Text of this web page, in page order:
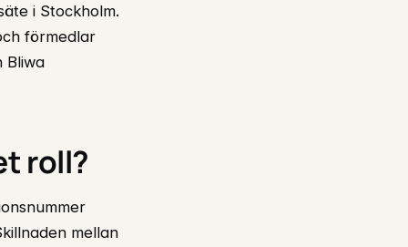
i Stockholm.
förmedlar
Bliwa
roll?
mellan